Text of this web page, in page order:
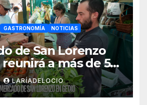
GASTRONOMÍA
NOTICIAS
de San Lorenzo
a más de 50
del País Vasco
LARÍADELOCIO